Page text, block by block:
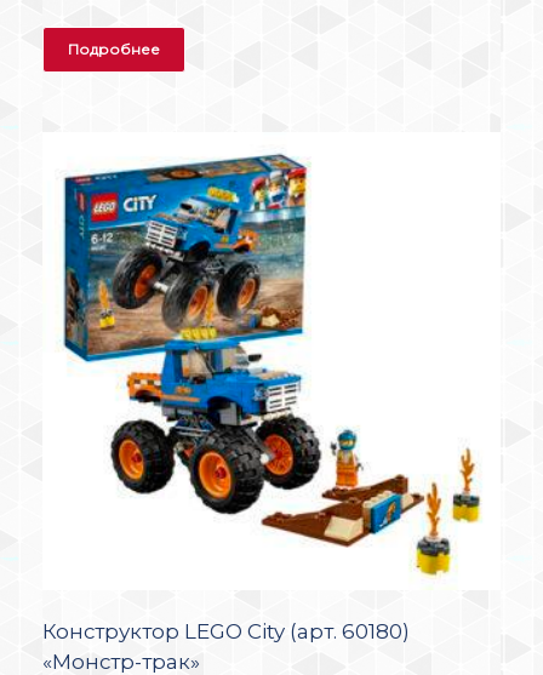
Подробнее
Конструктор LEGO City (арт. 60180)
«Монстр-трак»